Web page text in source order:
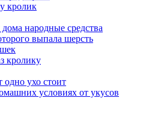
кролик
народные средства
выпала шерсть
кролику
ухо стоит
условиях от укусов